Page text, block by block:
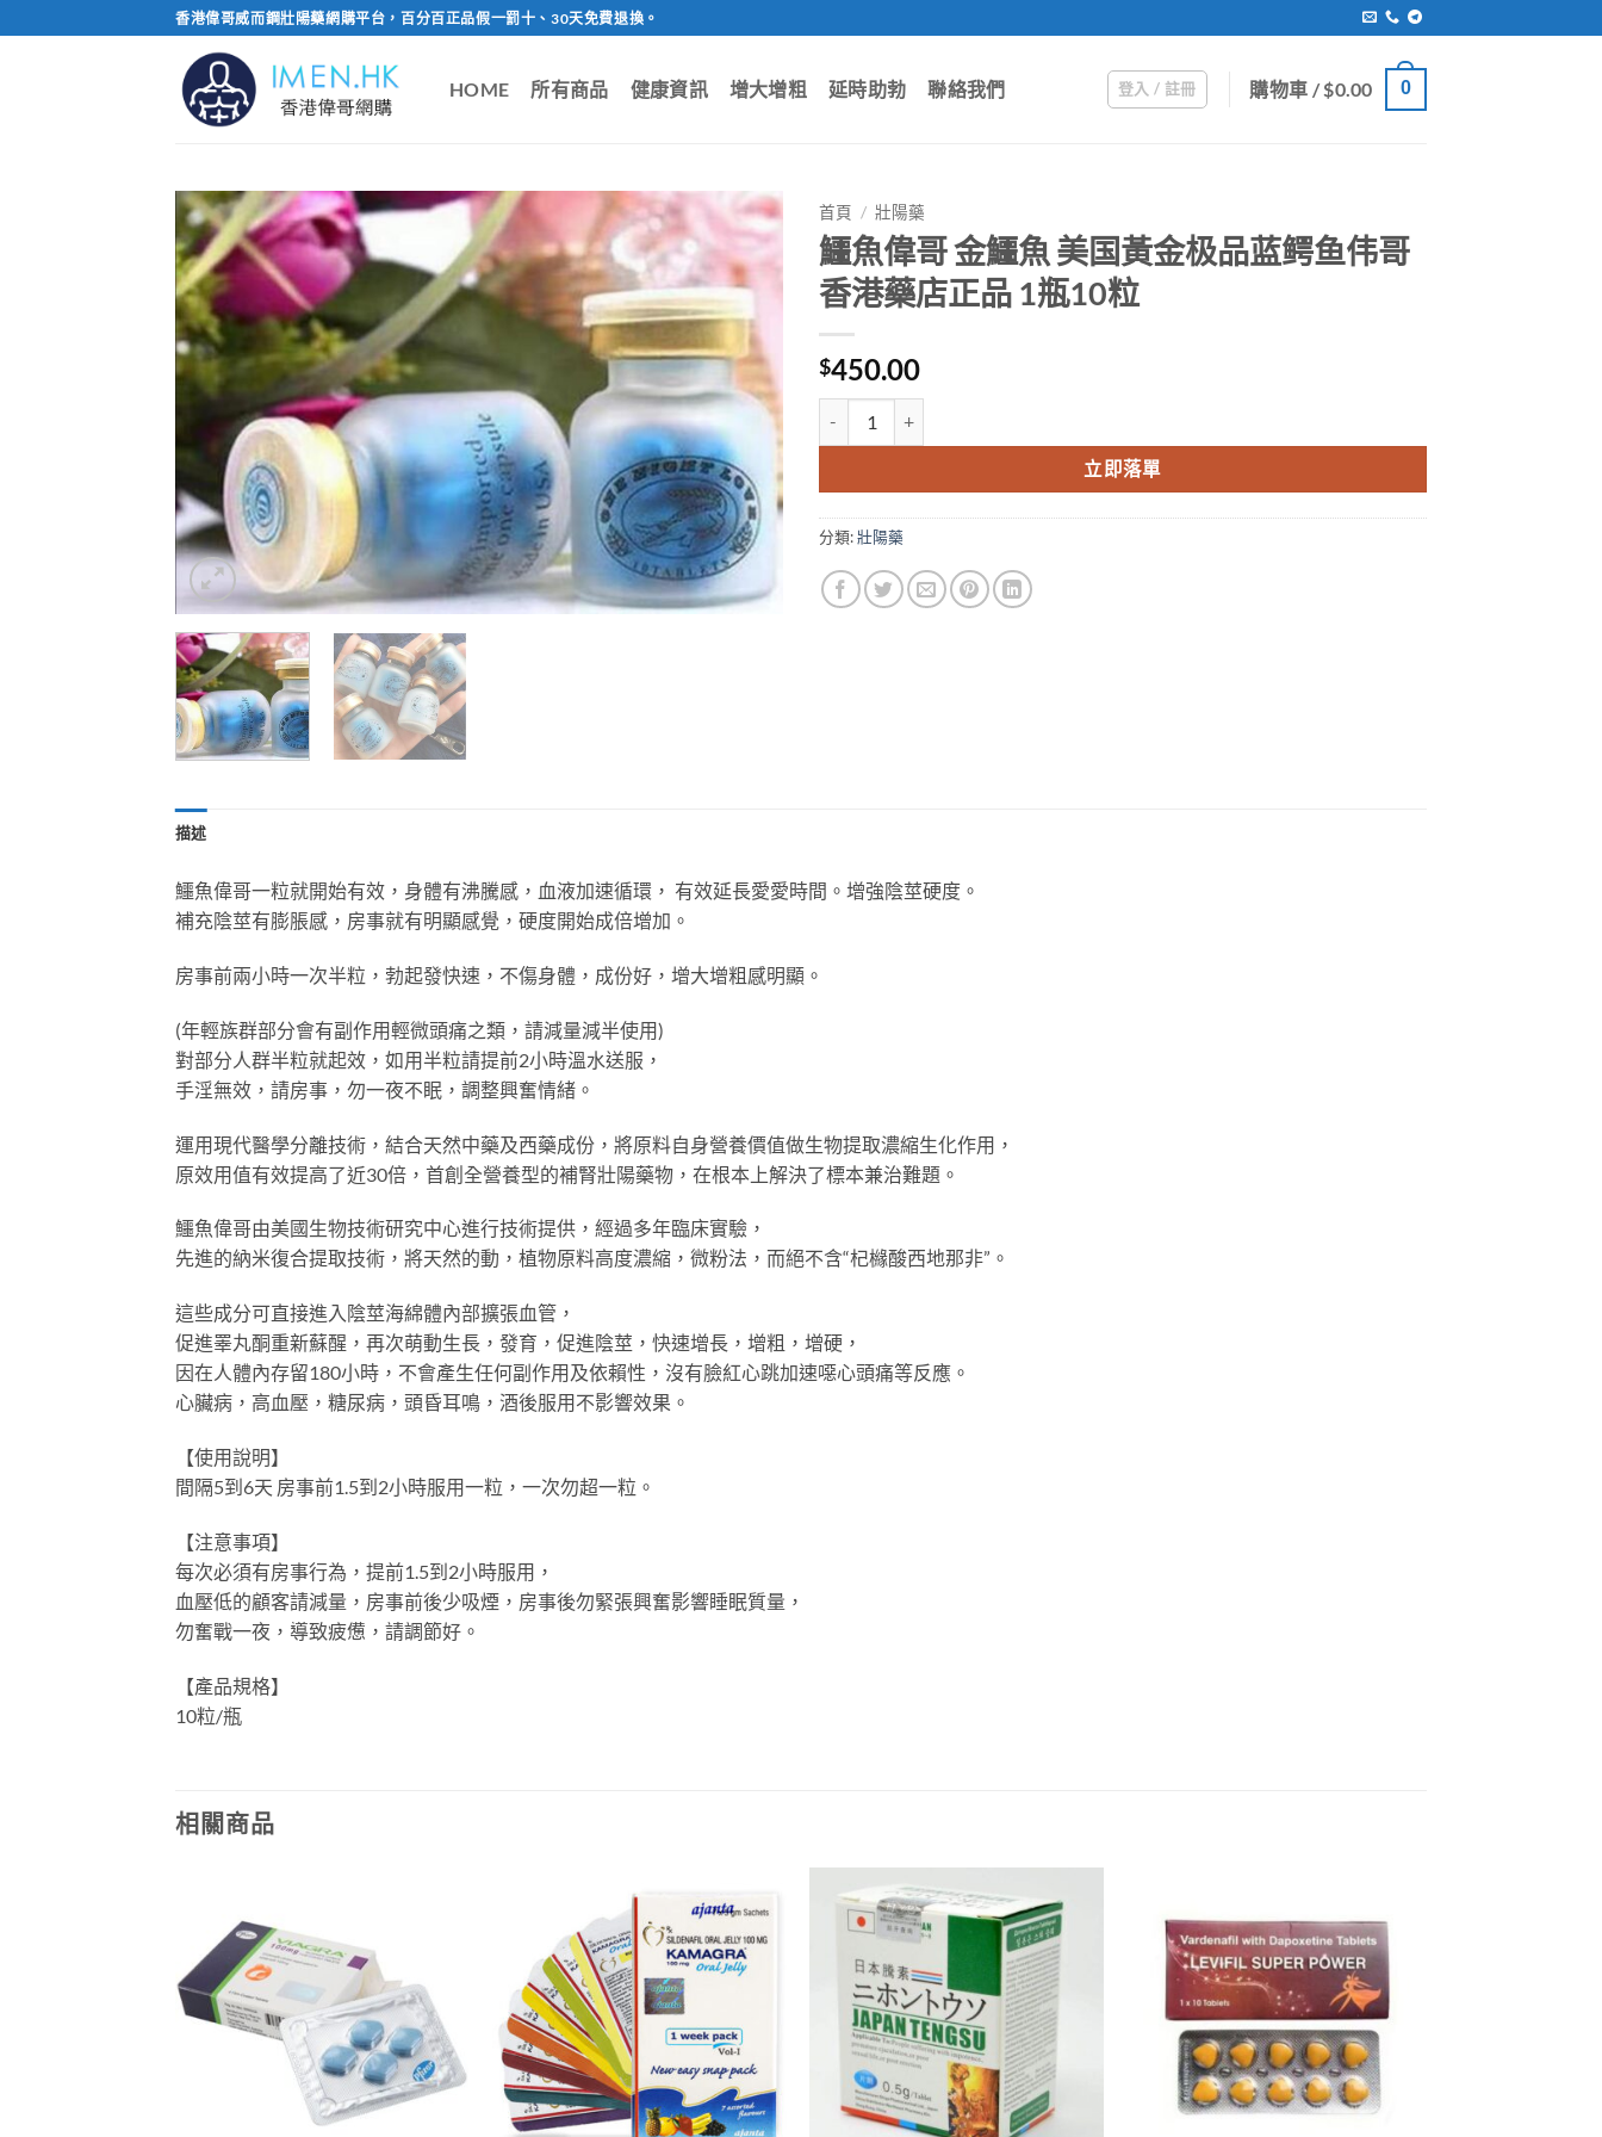
to
香港偉哥威而鋼壯陽藥網購平台，百分百正品假一罰十、30天免費退換。
HOME 所有商品 健康資訊 增大增粗 延時助勃 聯絡我們 登入 / 註冊 購物車 /$0.00 0
首頁 / 壯陽藥
鱷魚偉哥 金鱷魚 美国黃金极品蓝鳄鱼伟哥
香港藥店正品 1瓶10粒
$450.00
立即落單
分類:壯陽藥
描述
鱷魚偉哥一粒就開始有效，身體有沸騰感，血液加速循環， 有效延長愛愛時間。增強陰莖硬度。
補充陰莖有膨脹感，房事就有明顯感覺，硬度開始成倍增加。
房事前兩小時一次半粒，勃起發快速，不傷身體，成份好，增大增粗感明顯。
(年輕族群部分會有副作用輕微頭痛之類，請減量減半使用)
對部分人群半粒就起效，如用半粒請提前2小時溫水送服，
手淫無效，請房事，勿一夜不眠，調整興奮情緒。
運用現代醫學分離技術，結合天然中藥及西藥成份，將原料自身營養價值做生物提取濃縮生化作用，
原效用值有效提高了近30倍，首創全營養型的補腎壯陽藥物，在根本上解決了標本兼治難題。
鱷魚偉哥由美國生物技術研究中心進行技術提供，經過多年臨床實驗，
先進的納米復合提取技術，將天然的動，植物原料高度濃縮，微粉法，而絕不含“杞櫞酸西地那非”。
這些成分可直接進入陰莖海綿體內部擴張血管，
促進睪丸酮重新蘇醒，再次萌動生長，發育，促進陰莖，快速增長，增粗，增硬，
因在人體內存留180小時，不會產生任何副作用及依賴性，沒有臉紅心跳加速噁心頭痛等反應。
心臟病，高血壓，糖尿病，頭昏耳鳴，酒後服用不影響效果。
【使用說明】
間隔5到6天 房事前1.5到2小時服用一粒，一次勿超一粒。
【注意事項】
每次必須有房事行為，提前1.5到2小時服用，
血壓低的顧客請減量，房事前後少吸煙，房事後勿緊張興奮影響睡眠質量，
勿奮戰一夜，導致疲憊，請調節好。
【產品規格】
10粒/瓶
相關商品